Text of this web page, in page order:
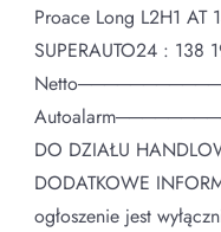
Proace Long L2H1 AT
SUPERAUTO24 : 138
DO DZIAŁU
DODATKOWE
ogłoszenie jest